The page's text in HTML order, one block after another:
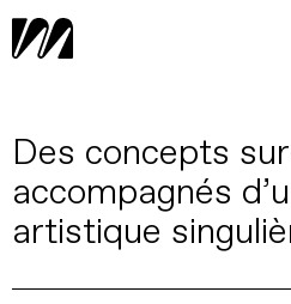
Des concepts
accompagnés
artistique